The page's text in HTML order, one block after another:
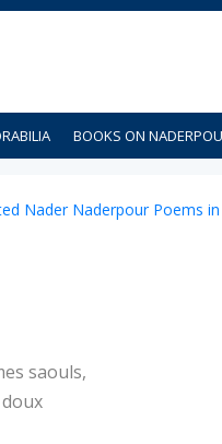
BOOKS ON
Nader Naderpour Poems
saouls,